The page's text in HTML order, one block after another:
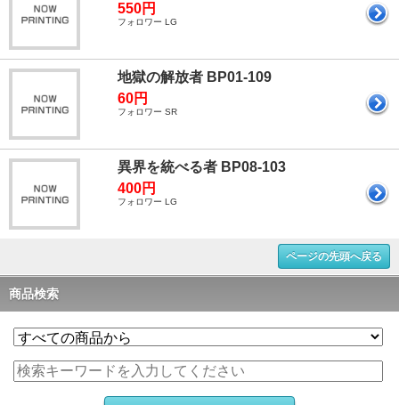
550円
フォロワー LG
地獄の解放者 BP01-109
60円
フォロワー SR
異界を統べる者 BP08-103
400円
フォロワー LG
ページの先頭へ戻る
商品検索